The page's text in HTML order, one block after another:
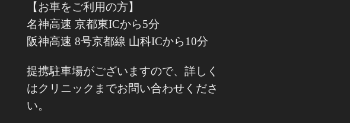
【お車をご利用の方】
名神高速 京都東ICから5分
阪神高速 8号京都線 山科ICから10分
提携駐車場がございますので、詳しく
はクリニックまでお問い合わせくださ
い。